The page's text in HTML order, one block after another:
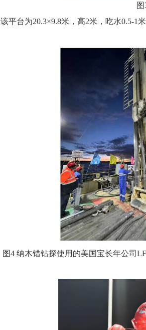
该平台为20.3×9.8米，高2米，吃水0.5-1
图4 纳木错钻探使用的美国宝长年公司